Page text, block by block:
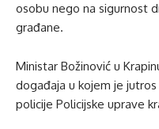
osobu nego na sigurnost
građane.
Ministar Božinović u
događaja u kojem je
policije Policijske uprave